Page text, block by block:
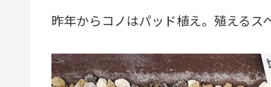
昨年からコノはパッド植え。殖えるス